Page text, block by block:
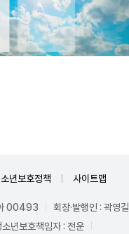
년보호정책 사이트맵
00493
회장·발행인 : 곽영길
소년보호책임자 : 전운